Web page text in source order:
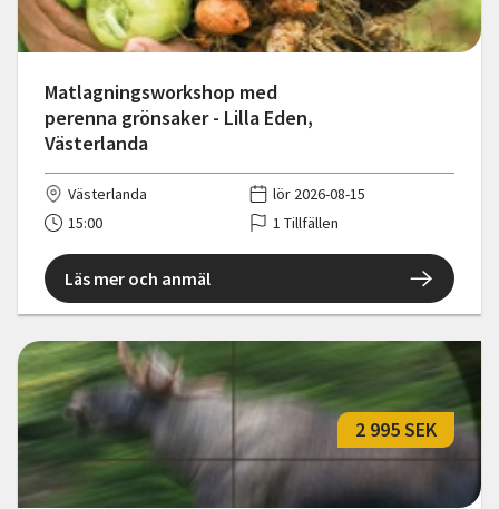
Matlagningsworkshop med
perenna grönsaker - Lilla Eden,
Västerlanda
Västerlanda
lör 2026-08-15
15:00
1 Tillfällen
Läs mer och anmäl
2 995 SEK